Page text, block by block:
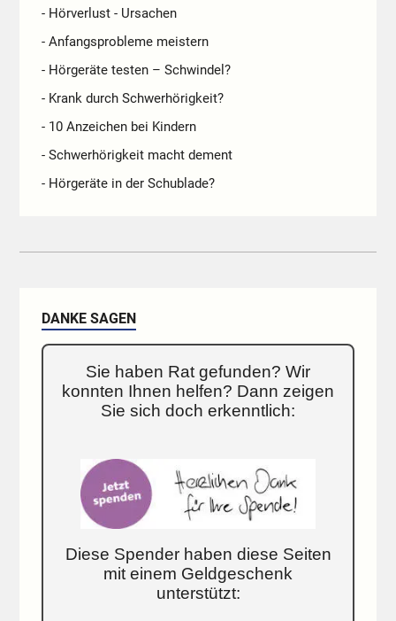
- Hörverlust - Ursachen
- Anfangsprobleme meistern
- Hörgeräte testen – Schwindel?
- Krank durch Schwerhörigkeit?
- 10 Anzeichen bei Kindern
- Schwerhörigkeit macht dement
- Hörgeräte in der Schublade?
DANKE SAGEN
Sie haben Rat gefunden? Wir
konnten Ihnen helfen? Dann zeigen
Sie sich doch erkenntlich:
Diese Spender haben diese Seiten
mit einem Geldgeschenk
unterstützt: